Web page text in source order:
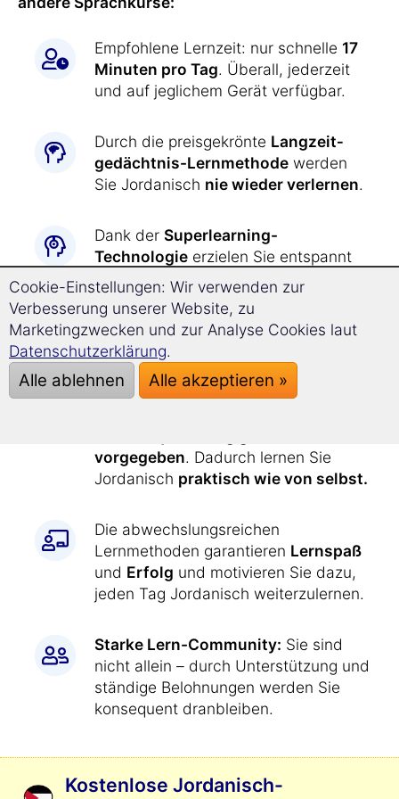
Empfohlene Lernzeit: nur schnelle 17
Minuten pro Tag. Überall, jederzeit
und auf jeglichem Gerät verfügbar.
Durch die preisgekrönte Langzeit­
gedächtnis-Lernmethode werden
Sie Jordanisch nie wieder verlernen.
Dank der Superlearning-
Technologie erzielen Sie entspannt
einen
deutlich schnelleren
Fortschrittund können sich besser
konzentrieren.
Jordanisch lernen warnoch nie so
einfach wie jetzt:
vorgegeben. Dadurch lernen Sie
Jordanisch praktisch wie von selbst.
Die abwechslungsreichen
Lernmethoden garantieren Lernspaß
und Erfolg und motivieren Sie dazu,
jeden Tag Jordanisch weiterzulernen.
Starke Lern-Community: Sie sind
nicht allein – durch Unterstützung und
ständige Belohnungen werden Sie
konsequent dranbleiben.
Kostenlose Jordanisch-
Cookie-Einstellungen: Wir verwenden zur
Verbesserung unserer Website, zu
Marketingzwecken und zur Analyse Cookies laut
Datenschutzerklärung.
Alle ablehnen Alle akzeptieren »